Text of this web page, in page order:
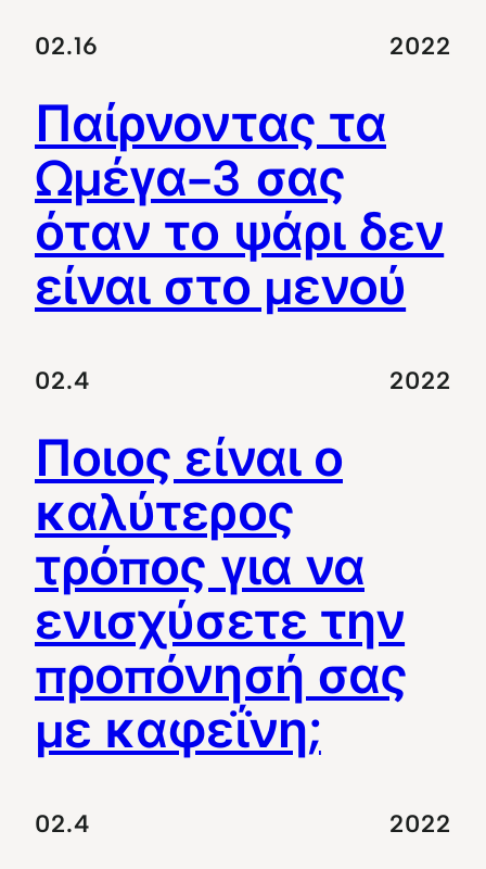
02.16 2022
Παίρνοντας τα
Ωμέγα-3 σας
όταν το ψάρι δεν
είναι στο μενού
02.4 2022
Ποιος είναι ο
καλύτερος
τρόπος για να
ενισχύσετε την
προπόνησή σας
με καφεΐνη;
02.4 2022